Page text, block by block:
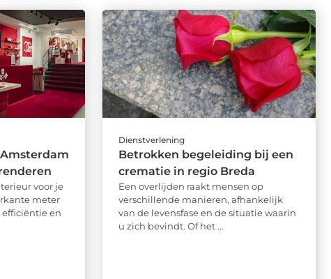
voor je
meter
en
Dienstverlening
Betrokken begeleiding bij een
crematie in regio Breda
Een overlijden raakt mensen op
verschillende manieren, afhankelijk
van de levensfase en de situatie waarin
u zich bevindt. Of het ...